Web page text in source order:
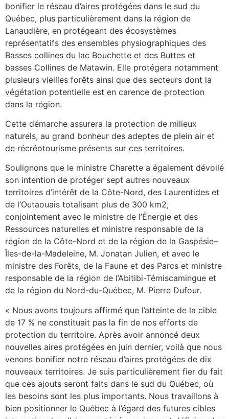
bonifier le réseau d’aires protégées dans le sud du
Québec, plus particulièrement dans la région de
Lanaudière, en protégeant des écosystèmes
représentatifs des ensembles physiographiques des
Basses collines du lac Bouchette et des Buttes et
basses Collines de Matawin. Elle protégera notamment
plusieurs vieilles forêts ainsi que des secteurs dont la
végétation potentielle est en carence de protection
dans la région.
Cette démarche assurera la protection de milieux
naturels, au grand bonheur des adeptes de plein air et
de récréotourisme présents sur ces territoires.
Soulignons que le ministre Charette a également dévoilé
son intention de protéger sept autres nouveaux
territoires d’intérêt de la Côte-Nord, des Laurentides et
de l’Outaouais totalisant plus de 300 km2,
conjointement avec le ministre de l’Énergie et des
Ressources naturelles et ministre responsable de la
région de la Côte-Nord et de la région de la Gaspésie–
Îles-de-la-Madeleine, M. Jonatan Julien, et avec le
ministre des Forêts, de la Faune et des Parcs et ministre
responsable de la région de l’Abitibi-Témiscamingue et
de la région du Nord-du-Québec, M. Pierre Dufour.
« Nous avons toujours affirmé que l’atteinte de la cible
de 17 % ne constituait pas la fin de nos efforts de
protection du territoire. Après avoir annoncé deux
nouvelles aires protégées en juin dernier, voilà que nous
venons bonifier notre réseau d’aires protégées de dix
nouveaux territoires. Je suis particulièrement fier du fait
que ces ajouts seront faits dans le sud du Québec, où
les besoins sont les plus importants. Nous travaillons à
bien positionner le Québec à l’égard des futures cibles